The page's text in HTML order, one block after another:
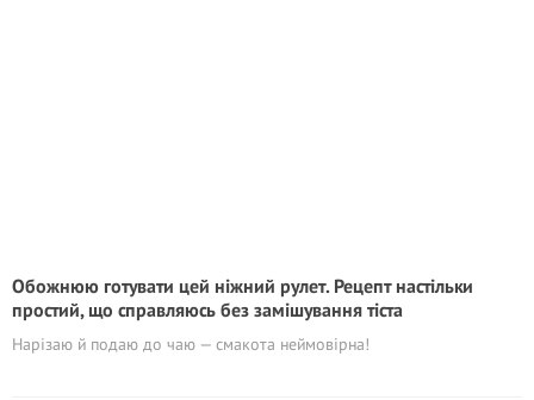
Обожнюю готувати цей ніжний рулет. Рецепт настільки
простий, що справляюсь без замішування тіста
Нарізаю й подаю до чаю — смакота неймовірна!